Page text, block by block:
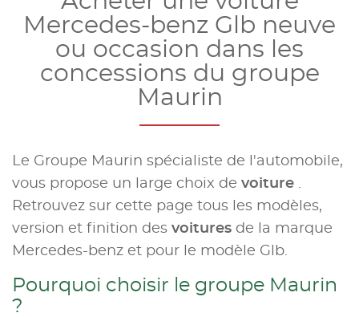
Mercedes-benz Glb neuve
ou occasion dans les
concessions du groupe
Maurin
Le Groupe Maurin spécialiste de l'automobile,
vous propose un large choix de voiture .
Retrouvez sur cette page tous les modèles,
version et finition des voitures de la marque
Mercedes-benz et pour le modèle Glb.
Pourquoi choisir le groupe Maurin
?